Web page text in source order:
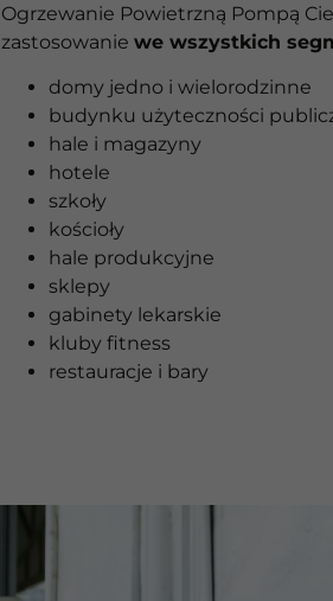
Ogrzewanie Powietrzną Pompą
zastosowanie we wszystkich
domy jedno i wielorodzinne
budynku użyteczności
hale i magazyny
hotele
szkoły
kościoły
hale produkcyjne
sklepy
gabinety lekarskie
kluby fitness
restauracje i bary